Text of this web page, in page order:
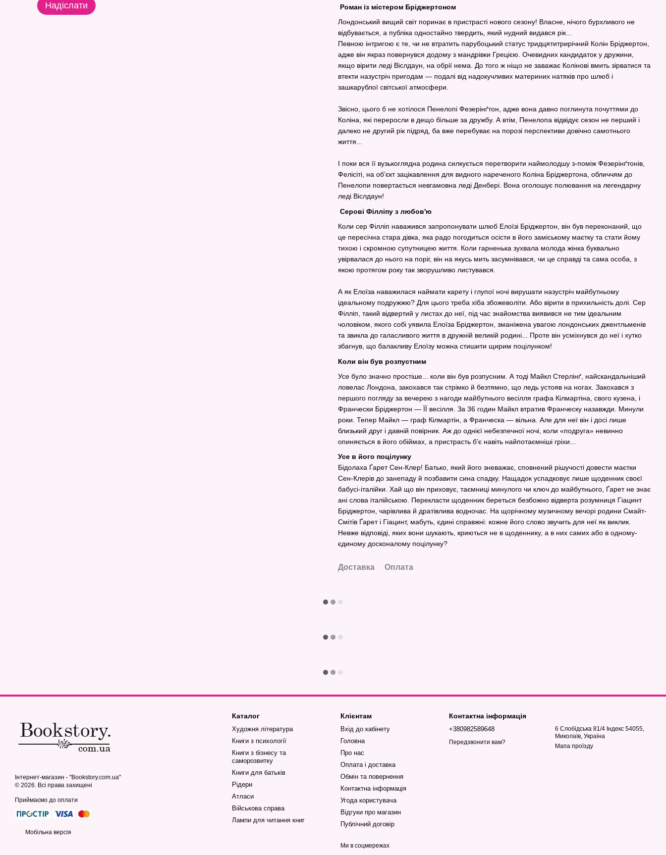
Надіслати
Роман із містером Бріджертоном
Лондонський вищий світ поринає в пристрасті нового сезону! Власне, нічого бурхливого не
відбувається, а публіка одностайно твердить, який нудний видався рік...
Певною інтригою є те, чи не втратить парубоцький статус тридцятитрирічний Колін Бріджертон,
адже він якраз повернувся додому з мандрівки Грецією. Очевидних кандидаток у дружини,
якщо вірити леді Віслдаун, на обрії нема. До того ж ніщо не заважає Колінові вмить зірватися та
втекти назустріч пригодам — подалі від надокучливих материних натяків про шлюб і
зашкарублої світської атмосфери.
Звісно, цього б не хотілося Пенелопі Фезерінґтон, адже вона давно поглинута почуттями до
Коліна, які переросли в дещо більше за дружбу. А втім, Пенелопа відвідує сезон не перший і
далеко не другий рік підряд, ба вже перебуває на порозі перспективи довічно самотнього
життя...
І поки вся її вузькоглядна родина силкується перетворити наймолодшу з-поміж Фезерінґтонів,
Фелісіті, на об’єкт зацікавлення для видного нареченого Коліна Бріджертона, обличчям до
Пенелопи повертається невгамовна леді Денбері. Вона оголошує полювання на легендарну
леді Віслдаун!
Серові Філліпу з любов'ю
Коли сер Філліп наважився запропонувати шлюб Елоїзі Бріджертон, він був переконаний, що
це пересічна стара дівка, яка радо погодиться осісти в його заміському маєтку та стати йому
тихою і скромною супутницею життя. Коли гарненька зухвала молода жінка буквально
увірвалася до нього на поріг, він на якусь мить засумнівався, чи це справді та сама особа, з
якою протягом року так зворушливо листувався.
А як Елоїза наважилася наймати карету і глупої ночі вирушати назустріч майбутньому
ідеальному подружжю? Для цього треба хіба збожеволіти. Або вірити в прихильність долі. Сер
Філліп, такий відвертий у листах до неї, під час знайомства виявився не тим ідеальним
чоловіком, якого собі уявила Елоїза Бріджертон, зманіжена увагою лондонських джентльменів
та звикла до галасливого життя в дружній великій родині... Проте він усміхнувся до неї і хутко
збагнув, що балакливу Елоїзу можна стишити щирим поцілунком!
Коли він був розпустним
Усе було значно простіше... коли він був розпусним. А тоді Майкл Стерлінґ, найскандальніший
ловелас Лондона, закохався так стрімко й безтямно, що ледь устояв на ногах. Закохався з
першого погляду за вечерею з нагоди майбутнього весілля графа Кілмартіна, свого кузена, і
Франчески Бріджертон — ЇЇ весілля. За 36 годин Майкл втратив Франческу назавжди. Минули
роки. Тепер Майкл — граф Кілмартін, а Франческа — вільна. Але для неї він і досі лише
близький друг і давній повірник. Аж до однієї небезпечної ночі, коли «подруга» невинно
опиняється в його обіймах, а пристрасть б’є навіть найпотаємніші гріхи...
Усе в його поцілунку
Бідолаха Ґарет Сен-Клер! Батько, який його зневажає, сповнений рішучості довести маєтки
Сен-Клерів до занепаду й позбавити сина спадку. Нащадок успадковує лише щоденник своєї
бабусі-італійки. Хай що він приховує, таємниці минулого чи ключ до майбутнього, Ґарет не знає
ані слова італійською. Перекласти щоденник береться безбожно відверта розумниця Гіацинт
Бріджертон, чарівлива й дратівлива водночас. На щорічному музичному вечорі родини Смайт-
Смітів Ґарет і Гіацинт, мабуть, єдині справжні: кожне його слово звучить для неї як виклик.
Невже відповіді, яких вони шукають, криються не в щоденнику, а в них самих або в одному-
єдиному досконалому поцілунку?
Доставка Оплата
Інтернет-магазин - "Bookstory.com.ua"
© 2026. Всі права захищені
Приймаємо до оплати
Мобільна версія
Каталог
Художня література
Книги з психології
Книги з бізнесу та
саморозвитку
Книги для батьків
Рідери
Атласи
Військова справа
Лампи для читання книг
Клієнтам
Вхід до кабінету
Головна
Про нас
Оплата і доставка
Обмін та повернення
Контактна інформація
Угода користувача
Відгуки про магазин
Публічний договір
Ми в соцмережах
Контактна інформація
+380982589648
Передзвонити вам?
6 Слобідська 81/4 Індекс 54055,
Миколаїв, Україна
Мапа проїзду